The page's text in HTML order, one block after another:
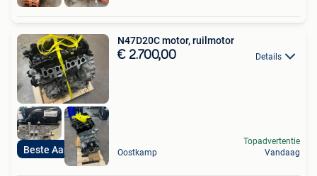
Beste Aanbieding
N47D20C motor, ruilmotor
€ 2.700,00 Details
Oostkamp
Topadvertentie
Vandaag